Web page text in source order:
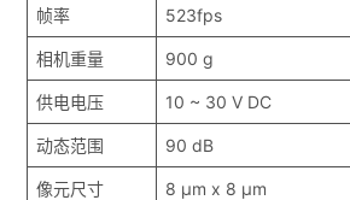
帧率 523fps
相机重量 900 g
供电电压 10 ~ 30 V DC
动态范围 90 dB
像元尺寸 8 μm x 8 μm